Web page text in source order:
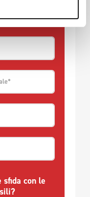
sfida con le